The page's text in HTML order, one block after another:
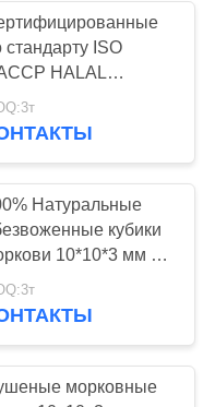
стандарту ISO
HALAL
гранулы
с низким
20 кг для
питания
Натуральные
кубики
10*10*3 мм с
7% влажности
супов и готовых
морковные